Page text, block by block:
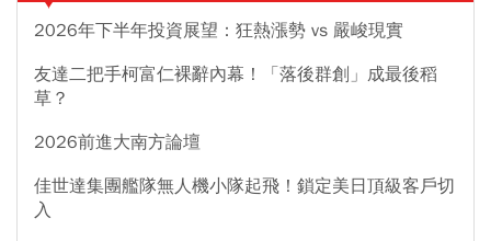
2026年下半年投資展望：狂熱漲勢 vs 嚴峻現實
友達二把手柯富仁裸辭內幕！「落後群創」成最後稻
草？
2026前進大南方論壇
佳世達集團艦隊無人機小隊起飛！鎖定美日頂級客戶切
入